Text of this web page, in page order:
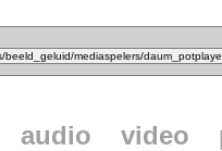
audio video